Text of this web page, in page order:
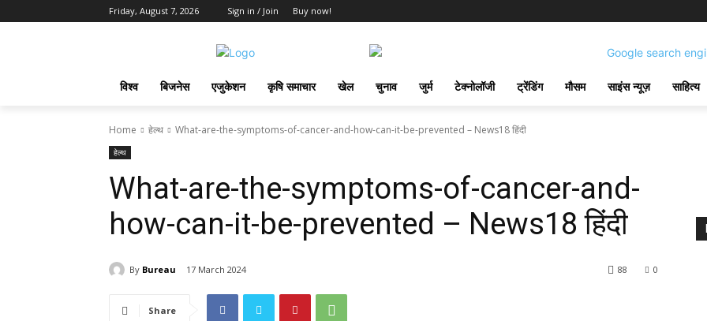
Friday, August 7, 2026 Sign in / Join Buy now!
विश्व बिजनेस एजुकेशन कृषि समाचार खेल चुनाव जुर्म टेक्नोलॉजी ट्रेंडिंग मौसम साइंस न्यूज़ साहित्य
Home हेल्थ What-are-the-symptoms-of-cancer-and-how-can-it-be-prevented – News18 हिंदी
हेल्थ
What-are-the-symptoms-of-cancer-and-
how-can-it-be-prevented – News18 हिंदी
By Bureau 17 March 2024 0
88
Share